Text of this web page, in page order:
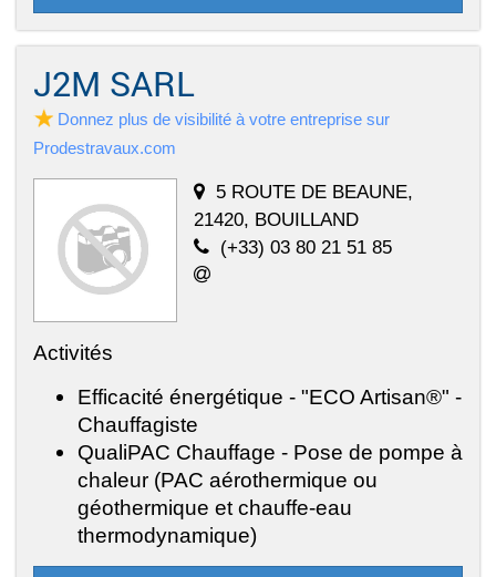
J2M SARL
Donnez plus de visibilité à votre entreprise sur
Prodestravaux.com
5 ROUTE DE BEAUNE,
21420, BOUILLAND
(+33) 03 80 21 51 85
Activités
Efficacité énergétique - "ECO Artisan®" -
Chauffagiste
QualiPAC Chauffage - Pose de pompe à
chaleur (PAC aérothermique ou
géothermique et chauffe-eau
thermodynamique)